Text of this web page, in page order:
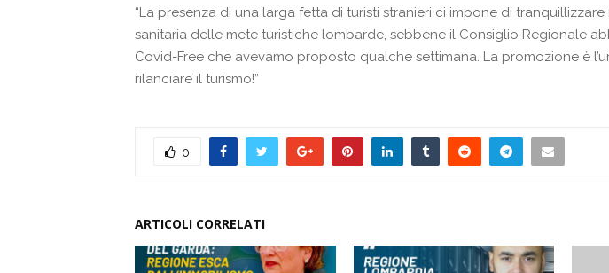
“La presenza di una larga fetta di turisti stranieri ci impone di tranquillizzare
sanitaria delle mete turistiche lombarde, sebbene il Consiglio Regionale
Covid-Free che avevamo proposto qualche settimana. La promozione è
rilanciare il turismo!”
0
ARTICOLI CORRELATI